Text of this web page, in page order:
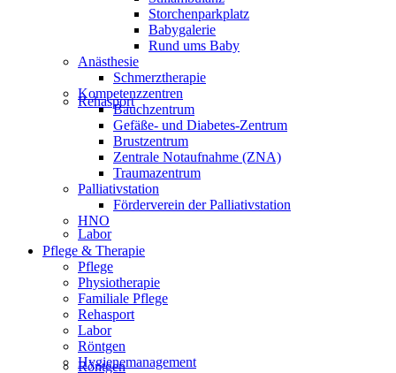
Rehasport
Labor
Röntgen
Storchenparkplatz
Babygalerie
Rund ums Baby
Anästhesie
Schmerztherapie
Kompetenzzentren
Bauchzentrum
Gefäße- und Diabetes-Zentrum
Brustzentrum
Zentrale Notaufnahme (ZNA)
Traumazentrum
Palliativstation
Förderverein der Palliativstation
HNO
Pflege & Therapie
Pflege
Physiotherapie
Familiale Pflege
Rehasport
Labor
Röntgen
Hygienemanagement